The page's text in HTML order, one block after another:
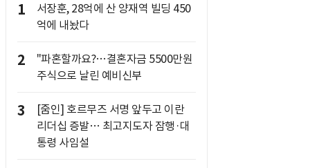
1
서장훈, 28억에 산 양재역 빌딩 450
억에 내놨다
2
"파혼할까요?…결혼자금 5500만원
주식으로 날린 예비신부
3
[줌인] 호르무즈 서명 앞두고 이란
리더십 증발… 최고지도자 잠행·대
통령 사임설